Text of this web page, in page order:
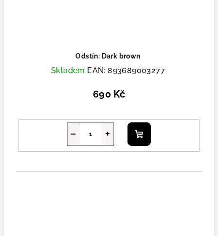
Odstín: Dark brown
Skladem EAN: 893689003277
690 Kč
+
− Do košíku